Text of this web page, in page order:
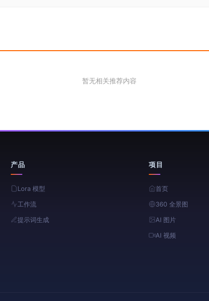
暂无相关推荐内容
产品
Lora 模型
工作流
提示词生成
项目
首页
360 全景图
AI 图片
AI 视频